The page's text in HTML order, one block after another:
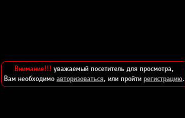
Внимание!!! уважаемый посетитель для просмотра,
Вам необходимо авторизоваться, или пройти регистрацию.